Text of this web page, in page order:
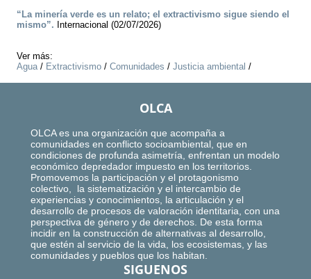
“La minería verde es un relato; el extractivismo sigue siendo el
mismo”. Internacional (02/07/2026)
Ver más:
Agua/ Extractivismo / Comunidades / Justicia ambiental /
OLCA
OLCA es una organización que acompaña a
comunidades en conflicto socioambiental, que en
condiciones de profunda asimetría, enfrentan un modelo
económico depredador impuesto en los territorios.
Promovemos la participación y el protagonismo
colectivo, la sistematización y el intercambio de
experiencias y conocimientos, la articulación y el
desarrollo de procesos de valoración identitaria, con una
perspectiva de género y de derechos. De esta forma
incidir en la construcción de alternativas al desarrollo,
que estén al servicio de la vida, los ecosistemas, y las
comunidades y pueblos que los habitan.
SIGUENOS